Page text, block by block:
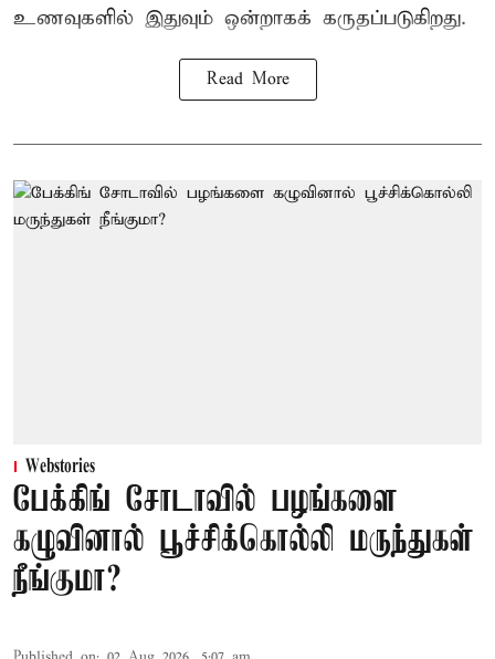
உணவுகளில் இதுவும் ஒன்றாகக் கருதப்படுகிறது.
Read More
Webstories
பேக்கிங் சோடாவில் பழங்களை
கழுவினால் பூச்சிக்கொல்லி மருந்துகள்
நீங்குமா?